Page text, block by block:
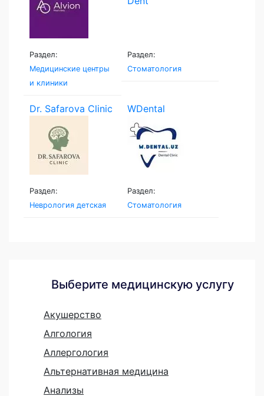
Раздел:
Медицинские центры
и клиники
Раздел:
Стоматология
Dr. Safarova Clinic
Раздел:
Неврология детская
WDental
Раздел:
Стоматология
Выберите медицинскую услугу
Акушерство
Алгология
Аллергология
Альтернативная медицина
Анализы